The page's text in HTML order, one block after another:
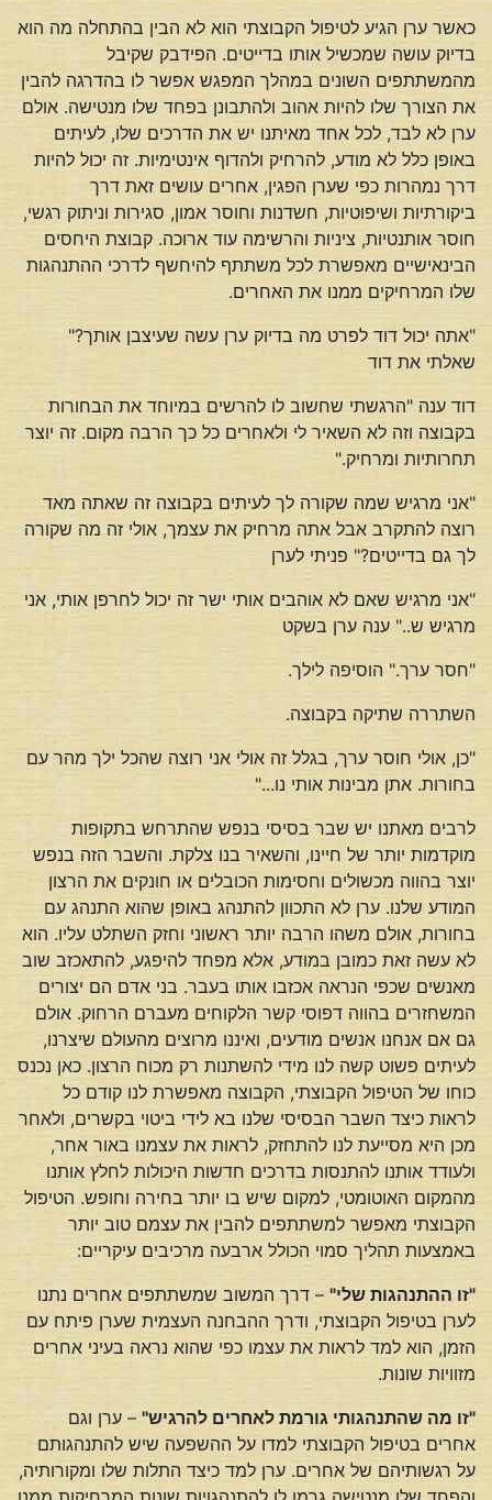
כאשר ערן הגיע לטיפול הקבוצתי הוא לא הבין בהתחלה מה הוא
בדיוק עושה שמכשיל אותו בדייטים. הפידבק שקיבל
מהמשתתפים השונים במהלך המפגש אפשר לו בהדרגה להבין
את הצורך שלו להיות אהוב ולהתבונן בפחד שלו מנטישה. אולם
ערן לא לבד, לכל אחד מאיתנו יש את הדרכים שלו, לעיתים
באופן כלל לא מודע, להרחיק ולהדוף אינטימיות. זה יכול להיות
דרך נמהרות כפי שערן הפגין, אחרים עושים זאת דרך
ביקורתיות ושיפוטיות, חשדנות וחוסר אמון, סגירות וניתוק רגשי,
חוסר אותנטיות, ציניות והרשימה עוד ארוכה. קבוצת היחסים
הבינאישיים מאפשרת לכל משתתף להיחשף לדרכי ההתנהגות
שלו המרחיקים ממנו את האחרים.
"אתה יכול דוד לפרט מה בדיוק ערן עשה שעיצבן אותך?"
שאלתי את דוד
דוד ענה "הרגשתי שחשוב לו להרשים במיוחד את הבחורות
בקבוצה וזה לא השאיר לי ולאחרים כל כך הרבה מקום. זה יוצר
תחרותיות ומרחיק."
"אני מרגיש שמה שקורה לך לעיתים בקבוצה זה שאתה מאד
רוצה להתקרב אבל אתה מרחיק את עצמך, אולי זה מה שקורה
לך גם בדייטים?" פניתי לערן
"אני מרגיש שאם לא אוהבים אותי ישר זה יכול לחרפן אותי, אני
מרגיש ש.." ענה ערן בשקט
"חסר ערך." הוסיפה לילך.
השתררה שתיקה בקבוצה.
"כן, אולי חוסר ערך, בגלל זה אולי אני רוצה שהכל ילך מהר עם
בחורות. אתן מבינות אותי נו..."
לרבים מאתנו יש שבר בסיסי בנפש שהתרחש בתקופות
מוקדמות יותר של חיינו, והשאיר בנו צלקת. והשבר הזה בנפש
יוצר בהווה מכשולים וחסימות הכובלים או חונקים את הרצון
המודע שלנו. ערן לא התכוון להתנהג באופן שהוא התנהג עם
בחורות, אולם משהו הרבה יותר ראשוני וחזק השתלט עליו. הוא
לא עשה זאת כמובן במודע, אלא מפחד להיפגע, להתאכזב שוב
מאנשים שכפי הנראה אכזבו אותו בעבר. בני אדם הם יצורים
המשחזרים בהווה דפוסי קשר הלקוחים מעברם הרחוק. אולם
גם אם אנחנו אנשים מודעים, ואיננו מרוצים מהעולם שיצרנו,
לעיתים פשוט קשה לנו מידי להשתנות רק מכוח הרצון. כאן נכנס
כוחו של הטיפול הקבוצתי, הקבוצה מאפשרת לנו קודם כל
לראות כיצד השבר הבסיסי שלנו בא לידי ביטוי בקשרים, ולאחר
מכן היא מסייעת לנו להתחזק, לראות את עצמנו באור אחר,
ולעודד אותנו להתנסות בדרכים חדשות היכולות לחלץ אותנו
מהמקום האוטומטי, למקום שיש בו יותר בחירה וחופש. הטיפול
הקבוצתי מאפשר למשתתפים להבין את עצמם טוב יותר
באמצעות תהליך סמוי הכולל ארבעה מרכיבים עיקריים:
"זו ההתנהגות שלי" – דרך המשוב שמשתתפים אחרים נתנו
לערן בטיפול הקבוצתי, ודרך ההבחנה העצמית שערן פיתח עם
הזמן, הוא למד לראות את עצמו כפי שהוא נראה בעיני אחרים
מזוויות שונות.
"זו מה שהתנהגותי גורמת לאחרים להרגיש" – ערן וגם
אחרים בטיפול הקבוצתי למדו על ההשפעה שיש להתנהגותם
על רגשותיהם של אחרים. ערן למד כיצד התלות שלו ומקורותיה,